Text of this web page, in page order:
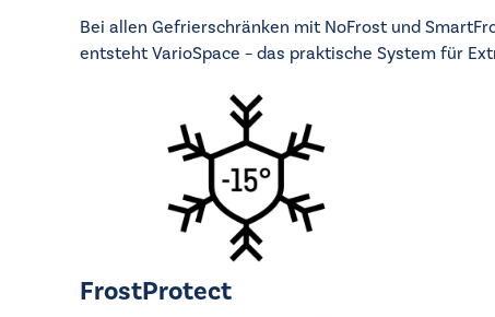
Bei allen Gefrierschränken mit NoFrost und
entsteht VarioSpace – das praktische System für
FrostProtect